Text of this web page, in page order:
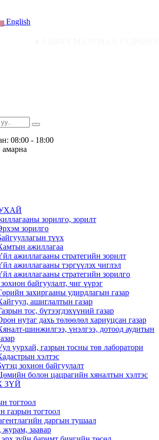
English
08:00 - 18:00
зорилго, зорилт
зорилго
түүх
ажиллагаа
ажиллагааны стратегийн зорилт
ажиллагааны тэргүүлэх чиглэл
ажиллагааны стратегийн зорилго
байгуулалт, чиг үүрэг
захиргааны удирдлагын газар
ашиглалтын газар
тос, бүтээгдэхүүний газар
нутаг дахь төлөөлөл хариуцсан газар
шинжилгээ, үнэлгээ, дотоод аудитын
уурхай, газрын тосны төв лаборатори
хэлтэс
зохион байгуулалт
болон цацрагийн хяналтын хэлтэс
ЗҮЙ
тогтоол
газрын тогтоол
даргын тушаал
журам, заавар